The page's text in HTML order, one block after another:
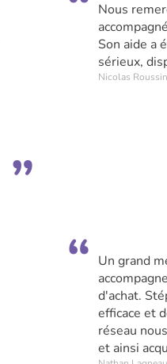
Nous
Son aide a
sérieux,
Nicolas
Un grand
d'achat.
efficace et
réseau
et ainsi